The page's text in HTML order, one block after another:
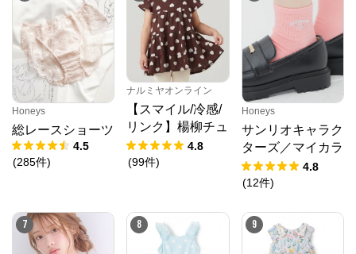
Honeys
総レースショーツ
4.5
(285件)
ナルミヤオンライン
【スマイル/冷感/
リンク】楊柳チュ
ニック
4.8
(99件)
Honeys
サンリオキャラク
ターズ／マイカラ
ーソックス4.8
(12件)
7 8 9
クロスプラス　オンラインストア
からのコメン
ト
N.O.R.C (ノーク)、JUNKO SHIMADA (ジュンコシマ
ダ) 、ATSURO TAYAMA（アツロウ タヤマ）、
ALPHA CUBIC (アルファーキュービック)、DECOY
(デコイ)、Petit Honfleur (プチオンフルール)、
DERMASHARE (ダーマシェア)など、20 代～ 40 代の
大人女子ブランドを中心に、多くの人気ブランドをラ
インナップ。
レディースファッションを中心に、ライフスタイルを
豊かにするオリジナルアイテムをご提案します。